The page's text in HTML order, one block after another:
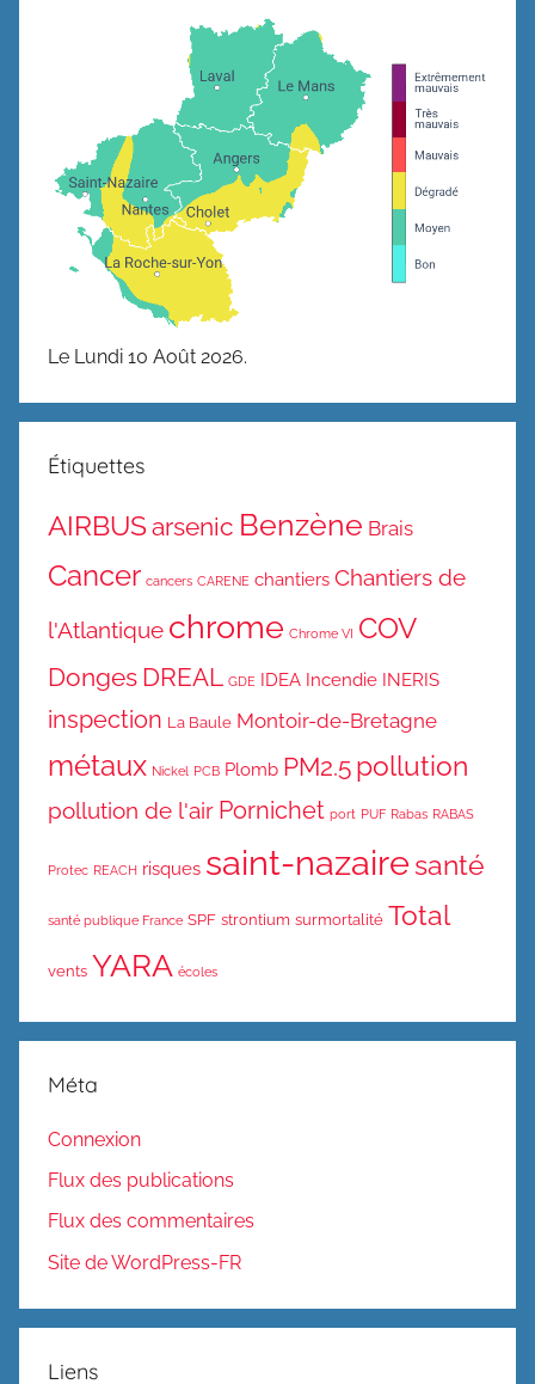
Le Lundi 10 Août 2026.
Étiquettes
AIRBUSarsenic Benzène Brais
Cancer cancers CARENE chantiers Chantiers de
l'Atlantique chrome Chrome VI COV
Donges DREAL GDE IDEA Incendie INERIS
inspection La Baule Montoir-de-Bretagne
métaux Nickel PCB Plomb PM2.5 pollution
pollution de l'air Pornichet port PUF Rabas RABAS
Protec REACH risques saint-nazairesanté
santé publique France SPF strontium surmortalité Total
vents YARA écoles
Méta
Connexion
Flux des publications
Flux des commentaires
Site de WordPress-FR
Liens